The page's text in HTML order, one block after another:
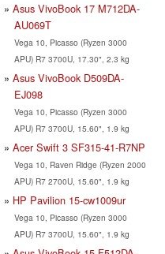
Asus VivoBook 17 M712DA-
AU069T
Vega 10, Picasso (Ryzen 3000
APU) R7 3700U, 17.30", 2.3 kg
Asus VivoBook D509DA-
EJ098
Vega 10, Picasso (Ryzen 3000
APU) R7 3700U, 15.60", 1.9 kg
Acer Swift 3 SF315-41-R7NP
Vega 10, Raven Ridge (Ryzen 2000
APU) R7 2700U, 15.60", 1.9 kg
HP Pavilion 15-cw1009ur
Vega 10, Picasso (Ryzen 3000
APU) R7 3700U, 15.60", 1.9 kg